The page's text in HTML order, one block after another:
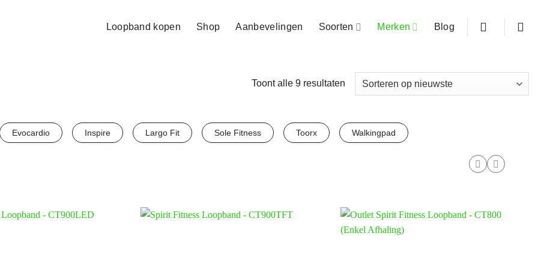
Loopband kopen Shop Aanbevelingen Soorten Merken Blog
Toont alle 9 resultatenGesorteerd
op
Evocardio Inspire Largo Fit Sole Fitness Toorx Walkingpad